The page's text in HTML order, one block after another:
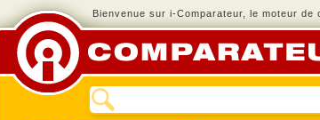
Bienvenue sur i-Comparateur, le moteur de